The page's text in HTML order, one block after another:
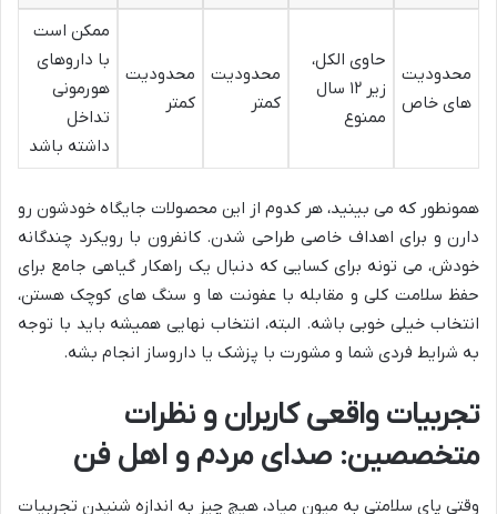
محدودیت
های خاص
حاوی الکل،
زیر ۱۲ سال
ممنوع
محدودیت
کمتر
محدودیت
کمتر
ممکن است
با داروهای
هورمونی
تداخل
داشته باشد
همونطور که می بینید، هر کدوم از این محصولات جایگاه خودشون رو
دارن و برای اهداف خاصی طراحی شدن. کانفرون با رویکرد چندگانه
خودش، می تونه برای کسایی که دنبال یک راهکار گیاهی جامع برای
حفظ سلامت کلی و مقابله با عفونت ها و سنگ های کوچک هستن،
انتخاب خیلی خوبی باشه. البته، انتخاب نهایی همیشه باید با توجه
به شرایط فردی شما و مشورت با پزشک یا داروساز انجام بشه.
تجربیات واقعی کاربران و نظرات
متخصصین: صدای مردم و اهل فن
وقتی پای سلامتی به میون میاد، هیچ چیز به اندازه شنیدن تجربیات